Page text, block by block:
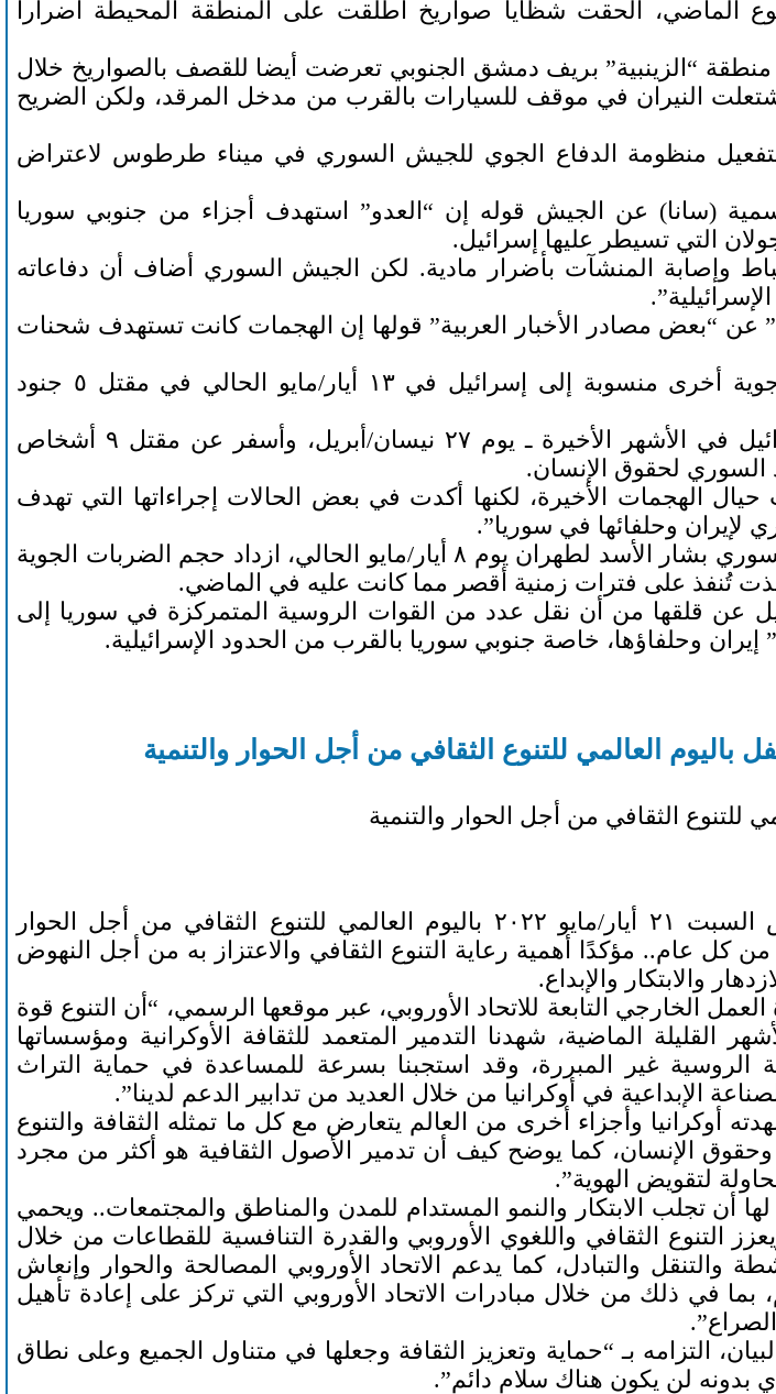
الماضي، ألحقت شظايا صواريخ أطلقت على المنطقة المحيطة أضرارا
“الزينبية” بريف دمشق الجنوبي تعرضت أيضا للقصف بالصواريخ خلال
النيران في موقف للسيارات بالقرب من مدخل المرقد، ولكن الضريح
منظومة الدفاع الجوي للجيش السوري في ميناء طرطوس لاعتراض
(سانا) عن الجيش قوله إن “العدو” استهدف أجزاء من جنوبي سوريا
التي تسيطر عليها إسرائيل.
الجيش السوري مقتل ٣ ضباط وإصابة المنشآت بأضرار مادية. لكن الجيش السوري أضاف أن دفاعاته
“بعض مصادر الأخبار العربية” قولها إن الهجمات كانت تستهدف شحنات
وفي وقت سابق، تسببت غارة جوية أخرى منسوبة إلى إسرائيل في ١٣ أيار/مايو الحالي في مقتل ٥ جنود
ووقع أعنف هجوم منسوب لإسرائيل في الأشهر الأخيرة ـ يوم ٢٧ نيسان/أبريل، وأسفر عن مقتل ٩ أشخاص
لحقوق الإنسان.
الهجمات الأخيرة، لكنها أكدت في بعض الحالات إجراءاتها التي تهدف
لإيران وحلفائها في سوريا”.
يشار إلى أنه بعد زيارة الرئيس السوري بشار الأسد لطهران يوم ٨ أيار/مايو الحالي، ازداد حجم الضربات الجوية
تُنفذ على فترات زمنية أقصر مما كانت عليه في الماضي.
عن قلقها من أن نقل عدد من القوات الروسية المتمركزة في سوريا إلى
وحلفاؤها، خاصة جنوبي سوريا بالقرب من الحدود الإسرائيلية.
باليوم العالمي للتنوع الثقافي من أجل الحوار والتنمية
للتنوع الثقافي من أجل الحوار والتنمية
احتفل الاتحاد الأوروبي يوم أمس السبت ٢١ أيار/مايو ٢٠٢٢ باليوم العالمي للتنوع الثقافي من أجل الحوار
يوافق ٢١ أيار/مايو من كل عام.. مؤكدًا أهمية رعاية التنوع الثقافي والاعتزاز به من أجل النهوض
والابتكار والإبداع.
الخارجي التابعة للاتحاد الأوروبي، عبر موقعها الرسمي، “أن التنوع قوة
القليلة الماضية، شهدنا التدمير المتعمد للثقافة الأوكرانية ومؤسساتها
الروسية غير المبررة، وقد استجبنا بسرعة للمساعدة في حماية التراث
الإبداعية في أوكرانيا من خلال العديد من تدابير الدعم لدينا”.
أوكرانيا وأجزاء أخرى من العالم يتعارض مع كل ما تمثله الثقافة والتنوع
وحقوق الإنسان، كما يوضح كيف أن تدمير الأصول الثقافية هو أكثر من مجرد
لتقويض الهوية”.
لها أن تجلب الابتكار والنمو المستدام للمدن والمناطق والمجتمعات.. ويحمي
التنوع الثقافي واللغوي الأوروبي والقدرة التنافسية للقطاعات من خلال
والتنقل والتبادل، كما يدعم الاتحاد الأوروبي المصالحة والحوار وإنعاش
بما في ذلك من خلال مبادرات الاتحاد الأوروبي التي تركز على إعادة تأهيل
التزامه بـ “حماية وتعزيز الثقافة وجعلها في متناول الجميع وعلى نطاق
بدونه لن يكون هناك سلام دائم”.